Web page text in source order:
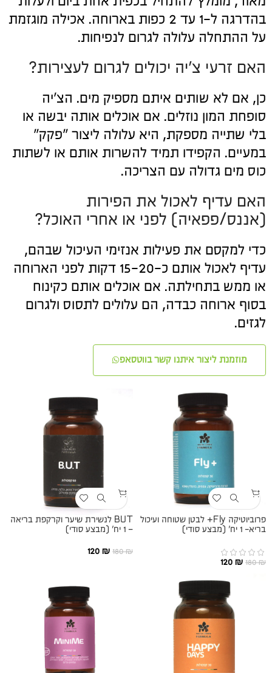
בהדרגה ל-1 עד 2 כפות בארוחה. אכילה מוגזמת
על ההתחלה עלולה לגרום לנפיחות.
האם זרעי צ'יה יכולים לגרום לעצירות?
כן, אם לא שותים איתם מספיק מים. הצ'יה
סופחת המון נוזלים. אם אוכלים אותה יבשה או
בלי שתייה מספקת, היא עלולה ליצור "פקק"
במעיים. הקפידו תמיד להשרות אותם או לשתות
כוס מים גדולה עם הצריכה.
האם עדיף לאכול את הפירות
(אננס/פפאיה) לפני או אחרי האוכל?
כדי למקסם את פעילות אנזימי העיכול שבהם,
עדיף לאכול אותם כ-15-20 דקות לפני הארוחה
או ממש בתחילתה. אם אוכלים אותם כקינוח
בסוף ארוחה כבדה, הם עלולים לתסוס ולגרום
לגזים.
מוזמנת ליצור איתנו קשר בווטסאפ
פרוביוטיקה Fly+ לבטן שטוחה ועיכול
בריא- 1 יח׳ (מבצע סודי)
180₪
120 ₪
BUT לנשירת שיער וקרקפת בריאה
– 1 יח׳ (מבצע סודי)
180₪
120 ₪